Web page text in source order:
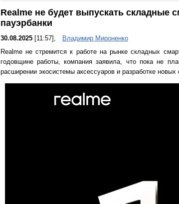
Realme не будет выпускать складные
пауэрбанки
30.08.2025[11:57],
Владимир Мироненко
Realme не стремится к работе на рынке складных
годовщине работы, компания заявила, что пока не
расширении экосистемы аксессуаров и разработке